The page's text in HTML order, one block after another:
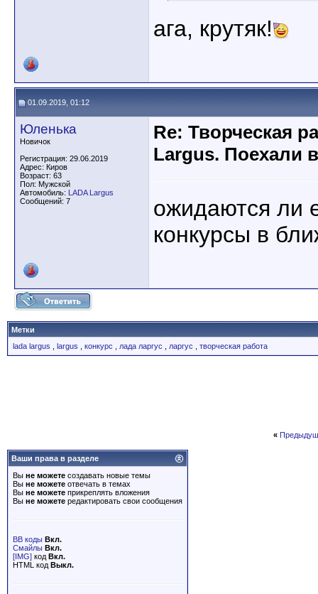
ага, крутяк!
01.09.2019, 01:12
Юленька
Новичок
Регистрация: 29.06.2019
Адрес: Киров
Возраст: 63
Пол: Мужской
Автомобиль: LADA Largus
Сообщений: 7
Re: Творческая
Largus. Поехали
ожидаются ли
конкурсы в
Метки
lada largus
largus конкурс лада ларгус ларгус творческая работа
«
Ваши права в разделе
Вы не можете создавать новые темы
Вы не можете отвечать в темах
Вы не можете прикреплять вложения
Вы не можете редактировать свои сообщения
BB коды Вкл.
Смайлы Вкл.
[IMG] код Вкл.
HTML код Выкл.